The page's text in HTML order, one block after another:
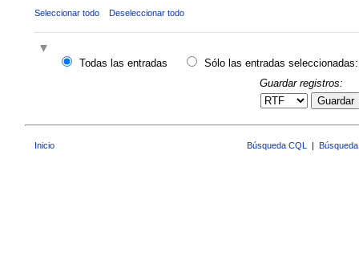
Seleccionar todo Deseleccionar todo
Todas las entradas
Sólo las entradas seleccionadas:
Guardar registros:
Guardar
Inicio Búsqueda CQL